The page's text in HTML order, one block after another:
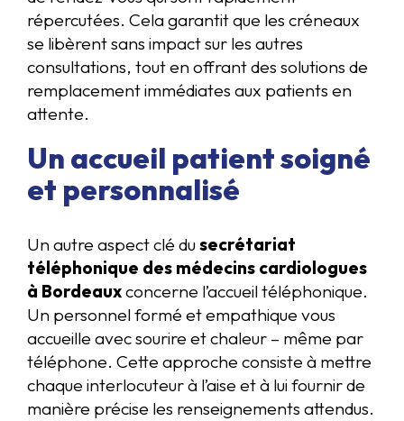
répercutées. Cela garantit que les créneaux
se libèrent sans impact sur les autres
consultations, tout en offrant des solutions de
remplacement immédiates aux patients en
attente.
Un accueil patient soigné
et personnalisé
Un autre aspect clé dusecrétariat
téléphonique des médecins cardiologues
à Bordeauxconcerne l’accueil téléphonique.
Un personnel formé et empathique vous
accueille avec sourire et chaleur – même par
téléphone. Cette approche consiste à mettre
chaque interlocuteur à l’aise et à lui fournir de
manière précise les renseignements attendus.